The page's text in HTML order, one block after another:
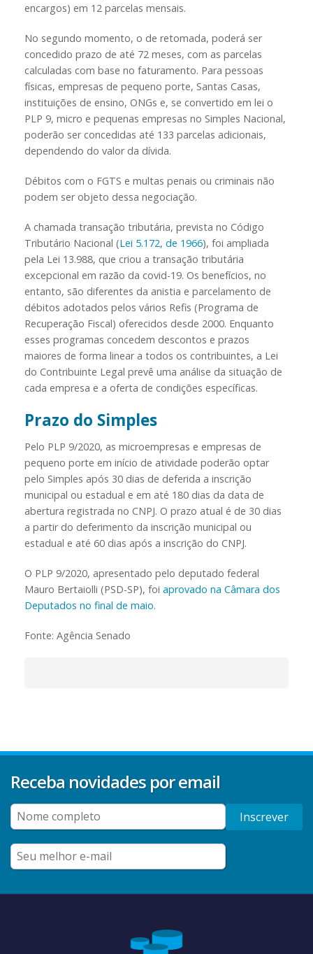
encargos) em 12 parcelas mensais.
No segundo momento, o de retomada, poderá ser
concedido prazo de até 72 meses, com as parcelas
calculadas com base no faturamento. Para pessoas
físicas, empresas de pequeno porte, Santas Casas,
instituições de ensino, ONGs e, se convertido em lei o
PLP 9, micro e pequenas empresas no Simples Nacional,
poderão ser concedidas até 133 parcelas adicionais,
dependendo do valor da dívida.
Débitos com o FGTS e multas penais ou criminais não
podem ser objeto dessa negociação.
A chamada transação tributária, prevista no Código
Tributário Nacional (Lei 5.172, de 1966), foi ampliada
pela Lei 13.988, que criou a transação tributária
excepcional em razão da covid-19. Os benefícios, no
entanto, são diferentes da anistia e parcelamento de
débitos adotados pelos vários Refis (Programa de
Recuperação Fiscal) oferecidos desde 2000. Enquanto
esses programas concedem descontos e prazos
maiores de forma linear a todos os contribuintes, a Lei
do Contribuinte Legal prevê uma análise da situação de
cada empresa e a oferta de condições específicas.
Prazo do Simples
Pelo PLP 9/2020, as microempresas e empresas de
pequeno porte em início de atividade poderão optar
pelo Simples após 30 dias de deferida a inscrição
municipal ou estadual e em até 180 dias da data de
abertura registrada no CNPJ. O prazo atual é de 30 dias
a partir do deferimento da inscrição municipal ou
estadual e até 60 dias após a inscrição do CNPJ.
O PLP 9/2020, apresentado pelo deputado federal
Mauro Bertaiolli (PSD-SP), foi aprovado na Câmara dos
Deputados no final de maio.
Fonte: Agência Senado
Receba novidades por email
Inscrever